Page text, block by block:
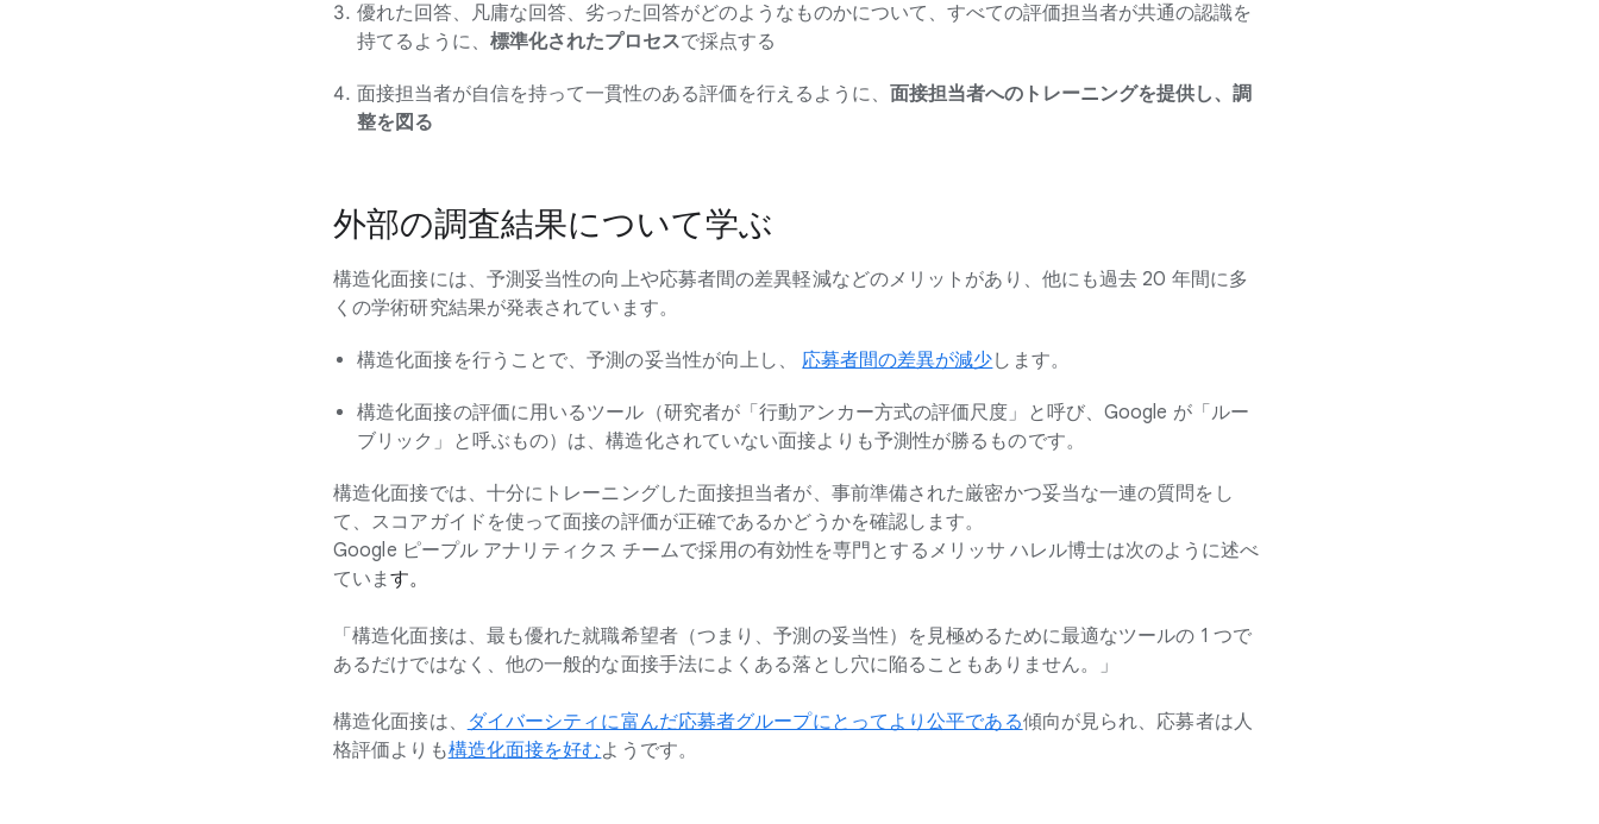
優れた回答、凡庸な回答、劣った回答がどのようなものかについて、すべての評価担当者が共通の認識を
持てるように、 標準化されたプロセスで採点する
面接担当者が自信を持って一貫性のある評価を行えるように、 面接担当者へのトレーニングを提供し、調
整を図る
外部の調査結果について学ぶ
構造化面接には、予測妥当性の向上や応募者間の差異軽減などのメリットがあり、他にも過去 20 年間に多
くの学術研究結果が発表されています。
構造化面接を行うことで、予測の妥当性が向上し、応募者間の差異が減少します。
構造化面接の評価に用いるツール（研究者が「行動アンカー方式の評価尺度」と呼び、Google が「ルー
ブリック」と呼ぶもの）は、構造化されていない面接よりも予測性が勝るものです。
構造化面接では、十分にトレーニングした面接担当者が、事前準備された厳密かつ妥当な一連の質問をし
て、スコアガイドを使って面接の評価が正確であるかどうかを確認します。
Google ピープル アナリティクス チームで採用の有効性を専門とするメリッサ ハレル博士は次のように述べ
ています。
「構造化面接は、最も優れた就職希望者（つまり、予測の妥当性）を見極めるために最適なツールの 1 つで
あるだけではなく、他の一般的な面接手法によくある落とし穴に陥ることもありません。」
構造化面接は、 ダイバーシティに富んだ応募者グループにとってより公平である傾向が見られ、応募者は人
格評価よりも構造化面接を好むようです。